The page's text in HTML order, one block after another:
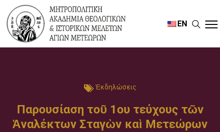
EN
Ἐκδηλώσεις
Παρουσίαση τοῦ 1ου τεύχους τῶν
Ἀναλέκτων Σταγὼν καὶ Μετεώρων